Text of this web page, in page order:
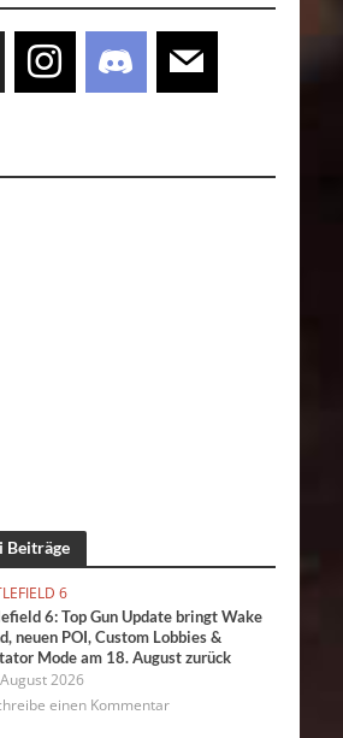
Beiträge
6
6: Top Gun Update bringt Wake
neuen POI, Custom Lobbies &
Mode am 18. August zurück
2026
einen Kommentar